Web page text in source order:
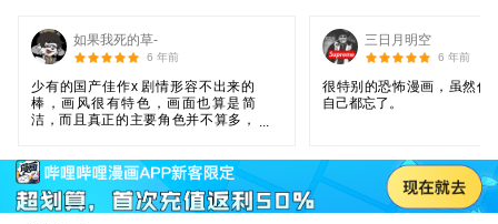
如果我死的草-
6 年前
少有的国产佳作x 剧情形容不出来的
棒，画风很有特色，画面也算是简
洁，而且真正的主要角色并不算多，
很好地营造那种恐怖的氛围，棒呆了p
rprpr *我觉得五毛钱看一话这样的作品
是值得的，想不明白为什么有人因为
三日月明空
6 年前
很特别的恐怖漫画，虽然作
自己都忘了。